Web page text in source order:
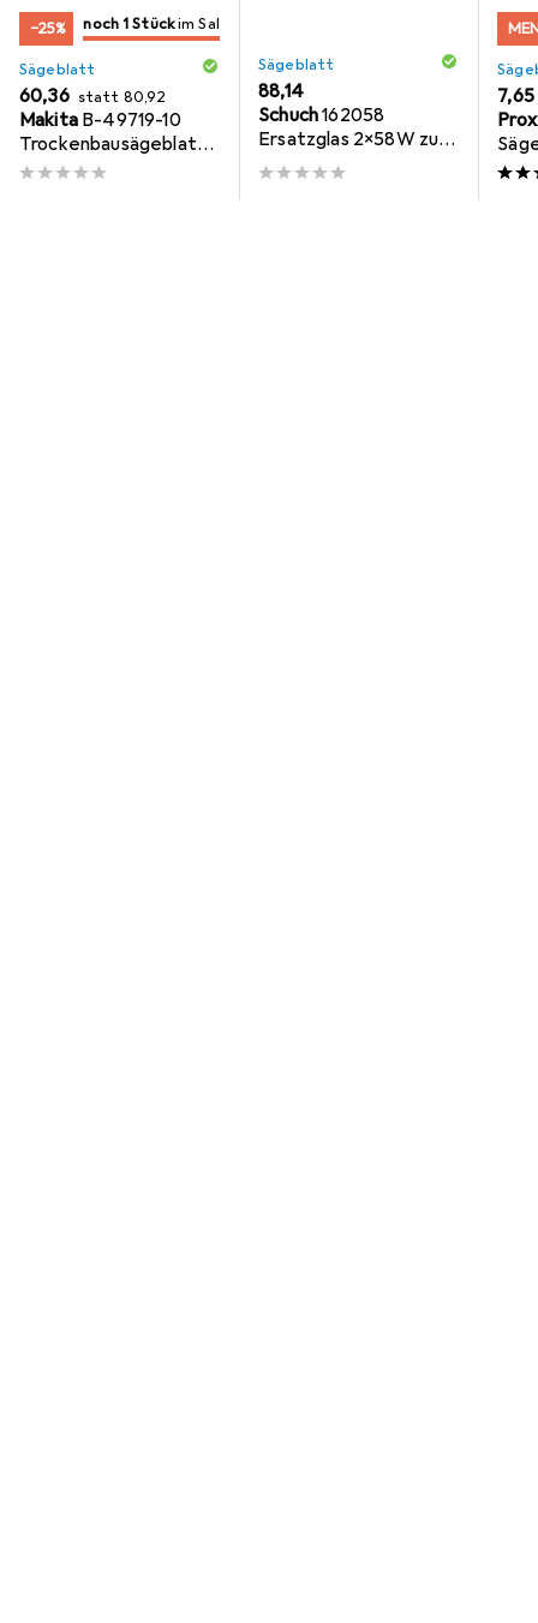
−25% noch 1 Stückim Sale
Sägeblatt
EUR
60,36 statt EUR
80,92
Makita B-49719-10
Trockenbausägeblatt
Holz 10 Stück
Sägeblatt
EUR
88,14
Schuch162058
Ersatzglas 2x58W zu
162258PK
EUR
7,65